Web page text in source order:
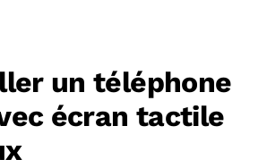
un téléphone
écran tactile